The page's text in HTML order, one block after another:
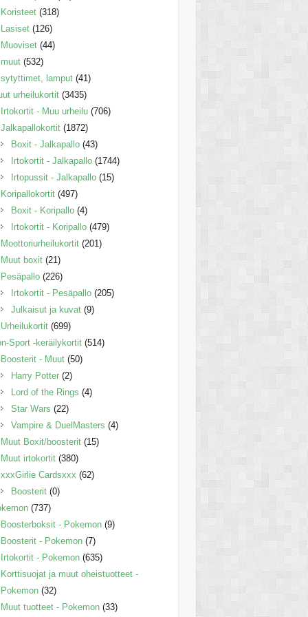
Koristeet (318)
Lasiset (126)
Muoviset (44)
muut (532)
sytyttimet, lamput (41)
urheilukortit (3435)
Irtokortit - Muu urheilu (706)
Jalkapallokortit (1872)
Boxit - Jalkapallo (43)
Irtokortit - Jalkapallo (1744)
Irtopussit - Jalkapallo (15)
Koripallokortit (497)
Boxit - Koripallo (4)
Irtokortit - Koripallo (479)
Moottoriurheilukortit (201)
Muut boxit (21)
Pesäpallo (226)
Irtokortit - Pesäpallo (205)
Julkaisut ja kuvat (9)
Urheilukortit (699)
Sport -keräilykortit (514)
Boosterit - Muut (50)
Harry Potter (2)
Lord of the Rings (4)
Star Wars (22)
Vampire & DuelMasters (4)
Muut Boxit/boosterit (15)
Muut irtokortit (380)
xxxGirlie Cardsxxx (62)
Boosterit (0)
(737)
Boosterboksit - Pokemon (9)
Boosterit - Pokemon (7)
Irtokortit - Pokemon (635)
Korttisuojat ja muut oheistuotteet -
Pokemon (32)
Muut tuotteet - Pokemon (33)